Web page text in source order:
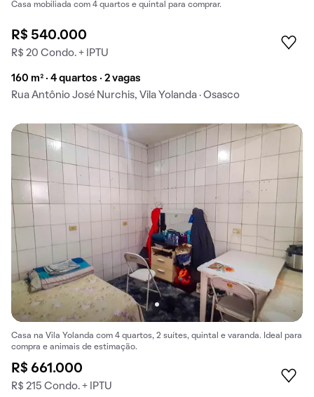
Casa mobiliada com 4 quartos e quintal para comprar.
R$ 540.000
R$ 20 Condo. + IPTU
160 m² · 4 quartos · 2 vagas
Rua Antônio José Nurchis, Vila Yolanda · Osasco
Casa na Vila Yolanda com 4 quartos, 2 suítes, quintal e varanda. Ideal para
compra e animais de estimação.
R$ 661.000
R$ 215 Condo. + IPTU